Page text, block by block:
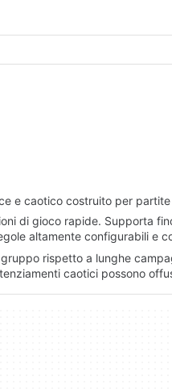
e caotico costruito per
di gioco rapide. Supporta
altamente configurabili e
rispetto a lunghe
caotici possono